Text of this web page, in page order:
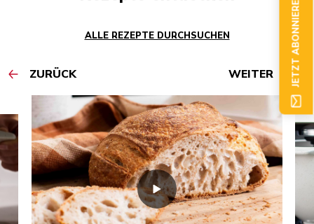
ALLE REZEPTE DURCHSUCHEN
ZURÜCK WEITER JETZT ABONNIEREN